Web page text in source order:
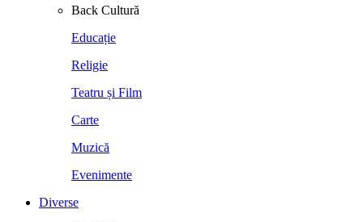
Back Cultură
Educație
Religie
Teatru și Film
Carte
Muzică
Evenimente
Diverse